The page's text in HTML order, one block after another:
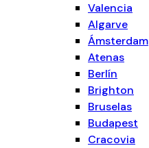
Valencia
Algarve
Ámsterdam
Atenas
Berlín
Brighton
Bruselas
Budapest
Cracovia